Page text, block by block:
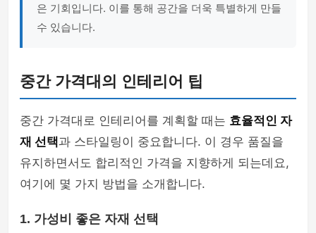
은 기회입니다. 이를 통해 공간을 더욱 특별하게 만들
수 있습니다.
중간 가격대의 인테리어 팁
중간 가격대로 인테리어를 계획할 때는 효율적인 자
재 선택과 스타일링이 중요합니다. 이 경우 품질을
유지하면서도 합리적인 가격을 지향하게 되는데요,
여기에 몇 가지 방법을 소개합니다.
1. 가성비 좋은 자재 선택